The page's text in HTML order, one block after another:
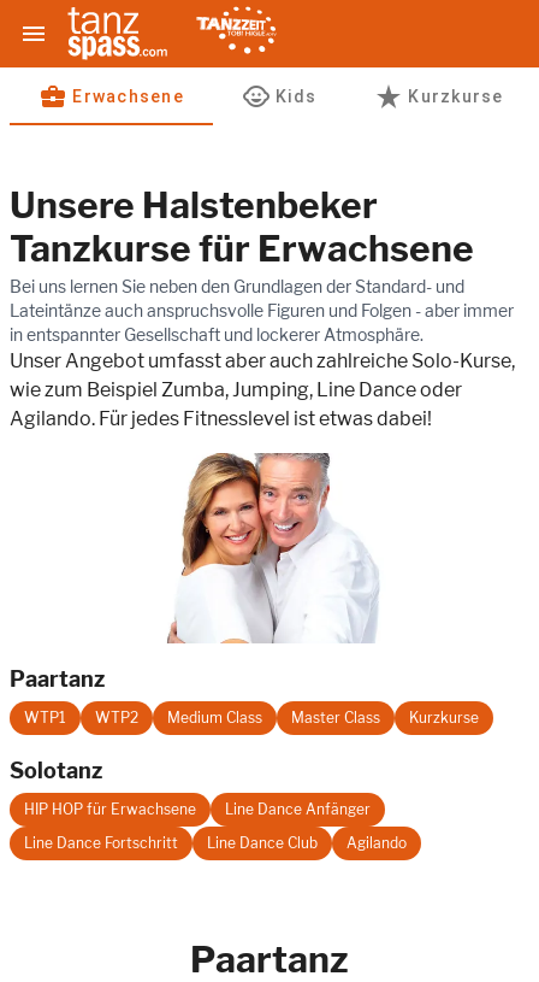

business_center Erwachsene child_care Kids star_rate Kurzkurse
Unsere Halstenbeker
Tanzkurse für Erwachsene
Bei uns lernen Sie neben den Grundlagen der Standard- und
Lateintänze auch anspruchsvolle Figuren und Folgen - aber immer
in entspannter Gesellschaft und lockerer Atmosphäre.
Unser Angebot umfasst aber auch zahlreiche Solo-Kurse,
wie zum Beispiel Zumba, Jumping, Line Dance oder
Agilando. Für jedes Fitnesslevel ist etwas dabei!
Paartanz
WTP1 WTP2 Medium Class Master Class Kurzkurse
Solotanz
HIP HOP für Erwachsene
Line Dance Anfänger
Line Dance Fortschritt
Line Dance Club Agilando
Paartanz